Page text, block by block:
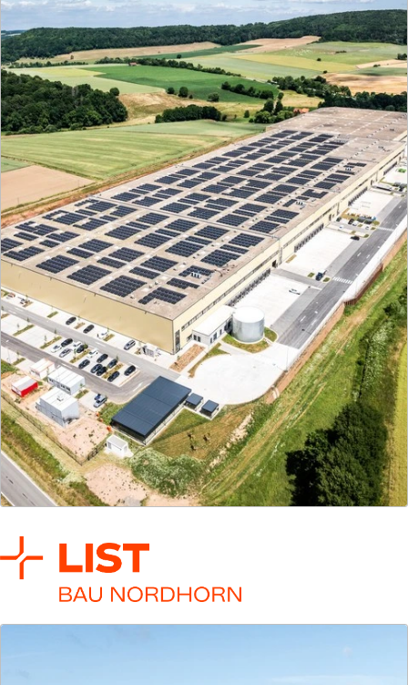
LIST Ingenieure
Wir liefern integrale Lösungen aus einer Hand –
schnell, klar und vernetzt.
Mehr zur Gesellschaft